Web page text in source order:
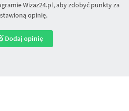
Wizaz24.pl, aby zdobyć punkty za
opinię.
Dodaj opinię